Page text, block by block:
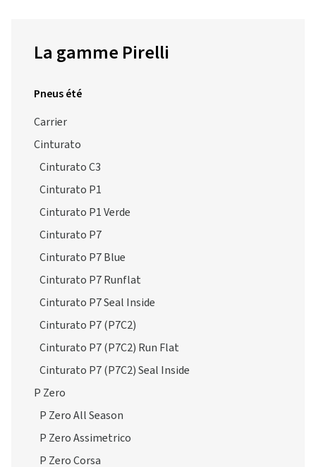
La gamme Pirelli
Pneus été
Carrier
Cinturato
Cinturato C3
Cinturato P1
Cinturato P1 Verde
Cinturato P7
Cinturato P7 Blue
Cinturato P7 Runflat
Cinturato P7 Seal Inside
Cinturato P7 (P7C2)
Cinturato P7 (P7C2) Run Flat
Cinturato P7 (P7C2) Seal Inside
P Zero
P Zero All Season
P Zero Assimetrico
P Zero Corsa